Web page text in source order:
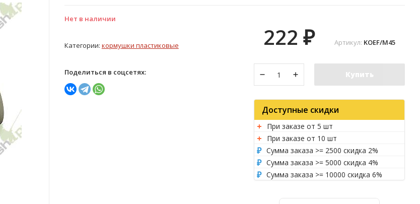
Нет в наличии
Категории: кормушки пластиковые
Поделиться в соцсетях:
Артикул: KOEF/M45
222 ₽
Купить
Доступные скидки
При заказе от 5 шт
При заказе от 10 шт
Сумма заказа >= 2500 скидка 2%
Сумма заказа >= 5000 скидка 4%
Сумма заказа >= 10000 скидка 6%